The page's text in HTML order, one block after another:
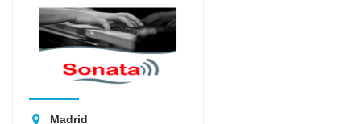
ARMONÍA, ANÁLISIS,
COMPOSICIÓN, I...
Madrid